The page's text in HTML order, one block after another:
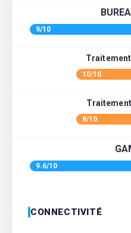
9/10
10/10
8/10
9.6/10
CONNECTIVITÉ